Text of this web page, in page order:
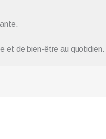
et de bien-être au quotidien.